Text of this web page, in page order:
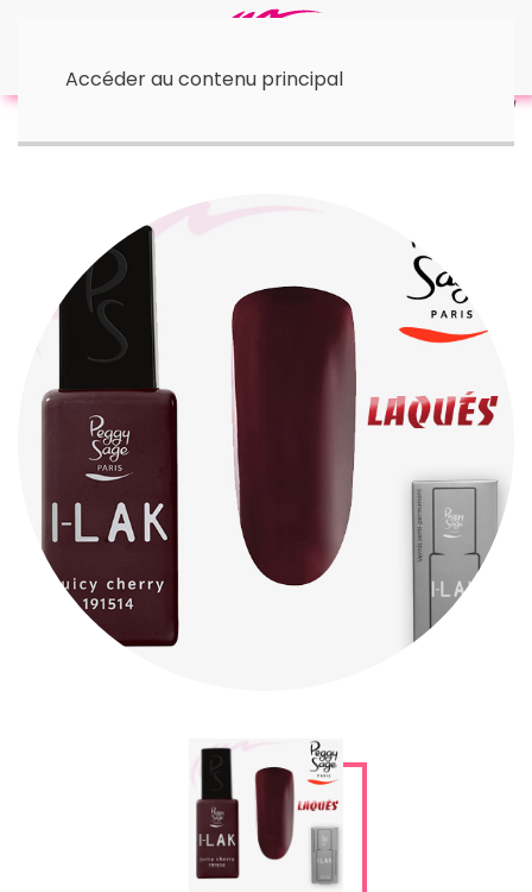
Accéder au contenu principal